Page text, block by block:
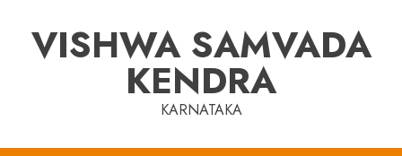
contentVISHWA SAMVADA
KENDRA
KARNATAKA